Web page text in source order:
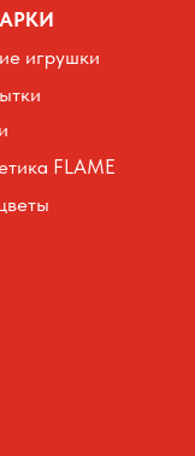
игрушки
FLAME